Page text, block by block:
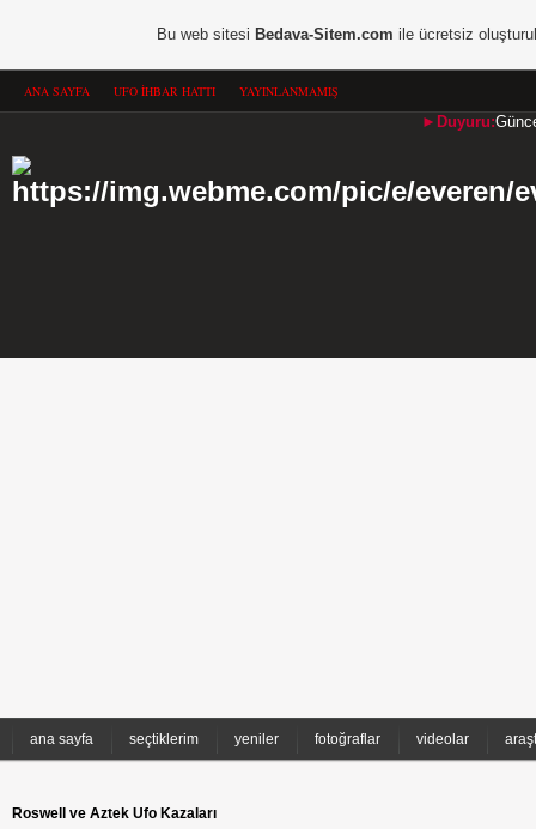
ANA SAYFA UFO İHBAR HATTI YAYINLANMAMIŞ
►Duyuru:
ana sayfa seçtiklerim yeniler fotoğraflar videolar
Roswell ve Aztek Ufo Kazaları
Bu web sitesi Bedava-Sitem.com ile ücretsiz